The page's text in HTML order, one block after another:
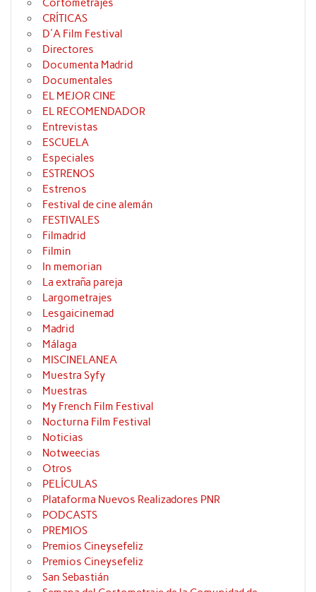
Cortometrajes
CRÍTICAS
D'A Film Festival
Directores
Documenta Madrid
Documentales
EL MEJOR CINE
EL RECOMENDADOR
Entrevistas
ESCUELA
Especiales
ESTRENOS
Estrenos
Festival de cine alemán
FESTIVALES
Filmadrid
Filmin
In memorian
La extraña pareja
Largometrajes
Lesgaicinemad
Madrid
Málaga
MISCINELANEA
Muestra Syfy
Muestras
My French Film Festival
Nocturna Film Festival
Noticias
Notweecias
Otros
PELÍCULAS
Plataforma Nuevos Realizadores PNR
PODCASTS
PREMIOS
Premios Cineysefeliz
Premios Cineysefeliz
San Sebastián